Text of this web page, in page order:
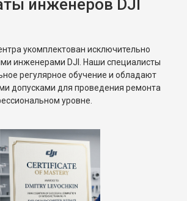
инженеров DJI
укомплектован исключительно
инженерами DJI. Наши специалисты
регулярное обучение и обладают
допусками для проведения ремонта
уровне.